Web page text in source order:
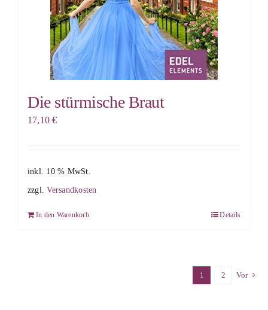
Die stürmische Braut
17,10€
inkl. 10 % MwSt.
zzgl.Versandkosten
In den Warenkorb Details
1 2 Vor